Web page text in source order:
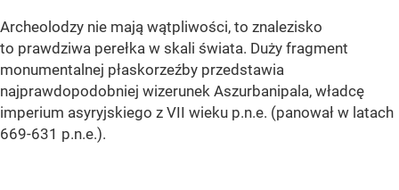
Archeolodzy nie mają wątpliwości, to znalezisko
to prawdziwa perełka w skali świata. Duży fragment
monumentalnej płaskorzeźby przedstawia
najprawdopodobniej wizerunek Aszurbanipala, władcę
imperium asyryjskiego z VII wieku p.n.e. (panował w latach
669-631 p.n.e.).